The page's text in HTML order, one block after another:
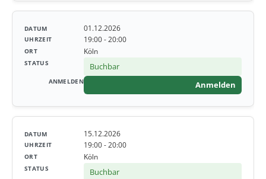
01.12.2026
19:00 - 20:00
Köln
Buchbar
Anmelden
15.12.2026
19:00 - 20:00
Köln
Buchbar